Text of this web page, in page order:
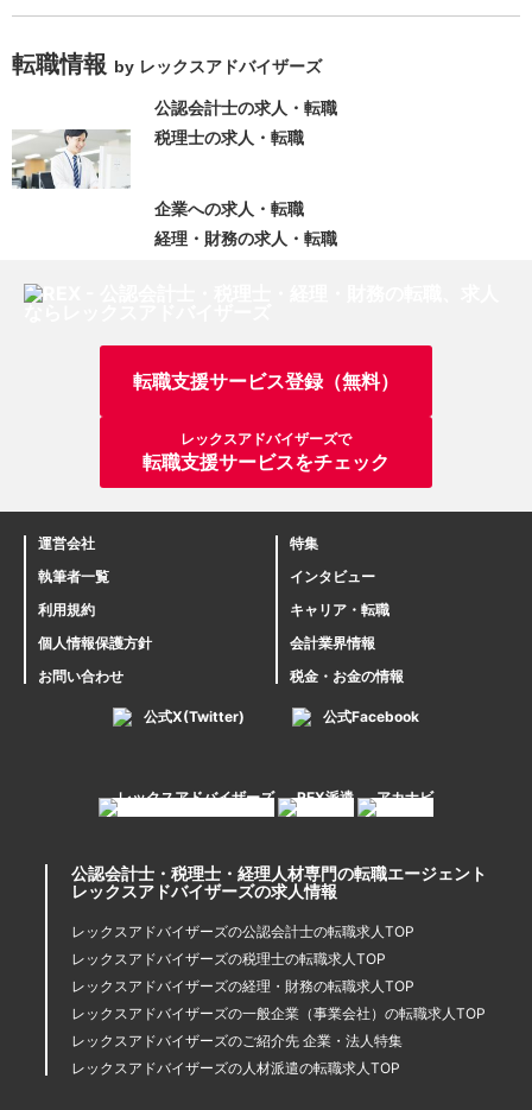
転職情報 by レックスアドバイザーズ
公認会計士の求人・転職
税理士の求人・転職
企業への求人・転職
経理・財務の求人・転職
転職支援サービス登録（無料）
レックスアドバイザーズで
転職支援サービスをチェック
運営会社
執筆者一覧
利用規約
個人情報保護方針
お問い合わせ
特集
インタビュー
キャリア・転職
会計業界情報
税金・お金の情報
公式X(Twitter) 公式Facebook
公認会計士・税理士・経理人材専門の転職エージェント
レックスアドバイザーズの求人情報
レックスアドバイザーズの公認会計士の転職求人TOP
レックスアドバイザーズの税理士の転職求人TOP
レックスアドバイザーズの経理・財務の転職求人TOP
レックスアドバイザーズの一般企業（事業会社）の転職求人TOP
レックスアドバイザーズのご紹介先 企業・法人特集
レックスアドバイザーズの人材派遣の転職求人TOP